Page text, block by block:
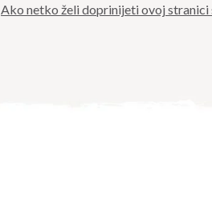
Ako netko želi doprinijeti ovoj stranici